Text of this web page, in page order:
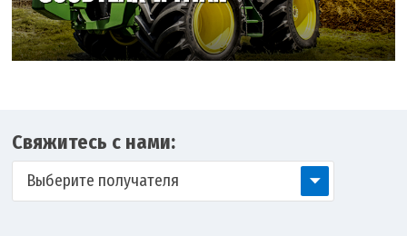
Свяжитесь с нами:
Выберите получателя